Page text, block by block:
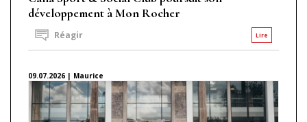
développement à Mon Rocher
Lire
Réagir
09.07.2026 | Maurice